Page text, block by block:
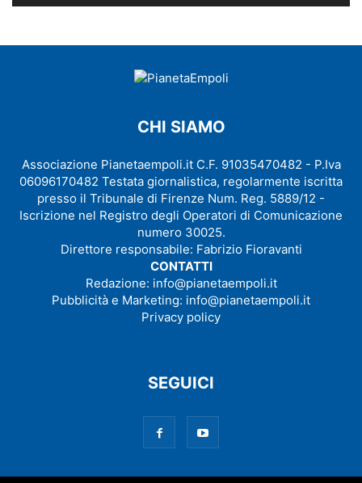
CHI SIAMO
Associazione Pianetaempoli.it C.F. 91035470482 - P.Iva
06096170482 Testata giornalistica, regolarmente iscritta
presso il Tribunale di Firenze Num. Reg. 5889/12 -
Iscrizione nel Registro degli Operatori di Comunicazione
numero 30025.
Direttore responsabile: Fabrizio Fioravanti
CONTATTI
Redazione: info@pianetaempoli.it
Pubblicità e Marketing: info@pianetaempoli.it
Privacy policy
SEGUICI